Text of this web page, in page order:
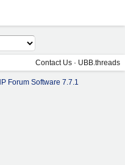
Contact Us · UBB.threads
Forum Software 7.7.1